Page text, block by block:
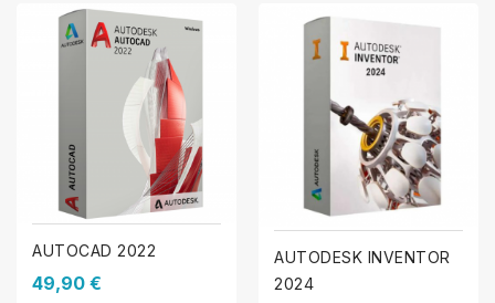
AUTOCAD 2022
49,90 €
AUTODESK INVENTOR
2024